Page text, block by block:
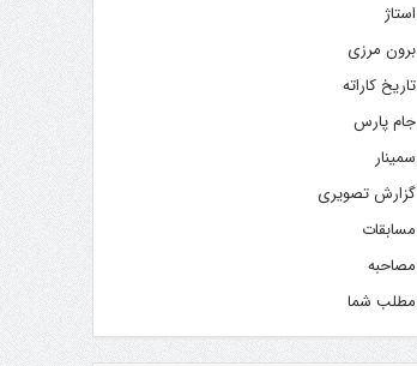
استاژ
برون مرزی
تاریخ کاراته
جام پارس
سمینار
گزارش تصویری
مسابقات
مصاحبه
مطلب شما